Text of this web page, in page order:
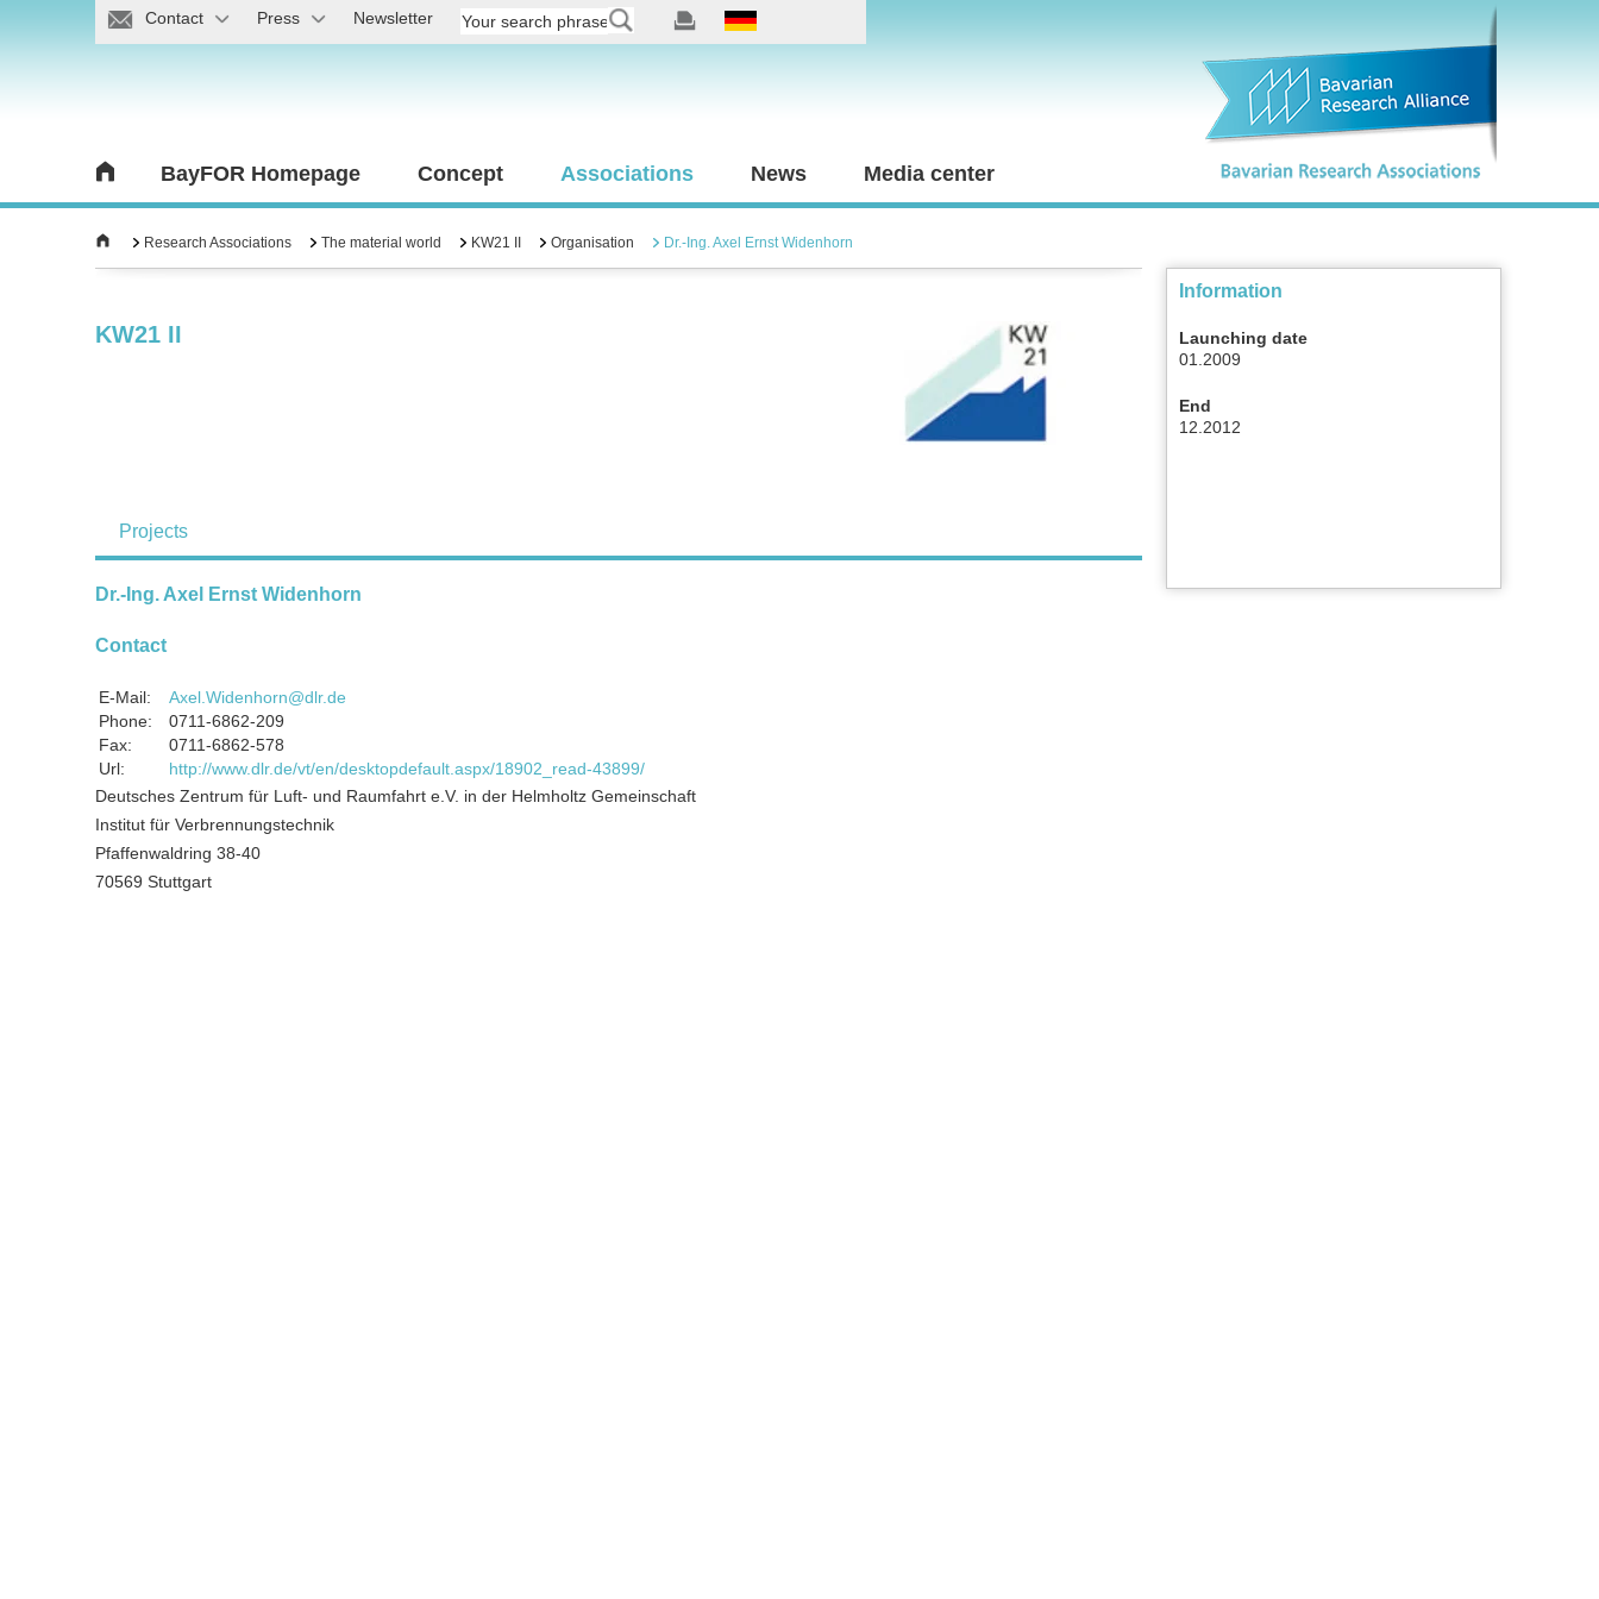
Contact Press Newsletter
BayFOR Homepage Concept Associations News Media center
Research Associations The material world KW21 II Organisation Dr.-Ing. Axel Ernst Widenhorn
KW21 II
Projects
Dr.-Ing. Axel Ernst Widenhorn
Contact
E-Mail:
Axel.Widenhorn@dlr.de
Phone:
0711-6862-209
Fax:
0711-6862-578
Url:
http://www.dlr.de/vt/en/desktopdefault.aspx/18902_read-43899/
Deutsches Zentrum für Luft- und Raumfahrt e.V. in der Helmholtz Gemeinschaft
Institut für Verbrennungstechnik
Pfaffenwaldring 38-40
70569 Stuttgart
Information
Launching date
01.2009
End
12.2012